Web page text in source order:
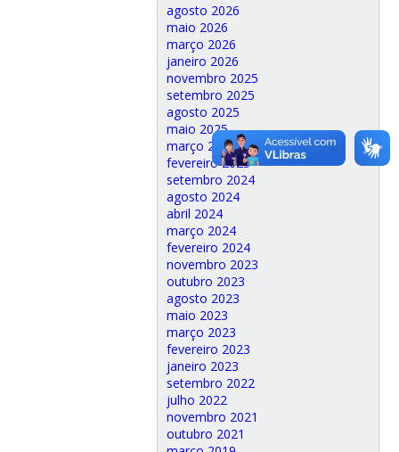
agosto 2026
maio 2026
março 2026
janeiro 2026
novembro 2025
setembro 2025
agosto 2025
maio 2025
março 2025
fevereiro 2025
setembro 2024
agosto 2024
abril 2024
março 2024
fevereiro 2024
novembro 2023
outubro 2023
agosto 2023
maio 2023
março 2023
fevereiro 2023
janeiro 2023
setembro 2022
julho 2022
novembro 2021
outubro 2021